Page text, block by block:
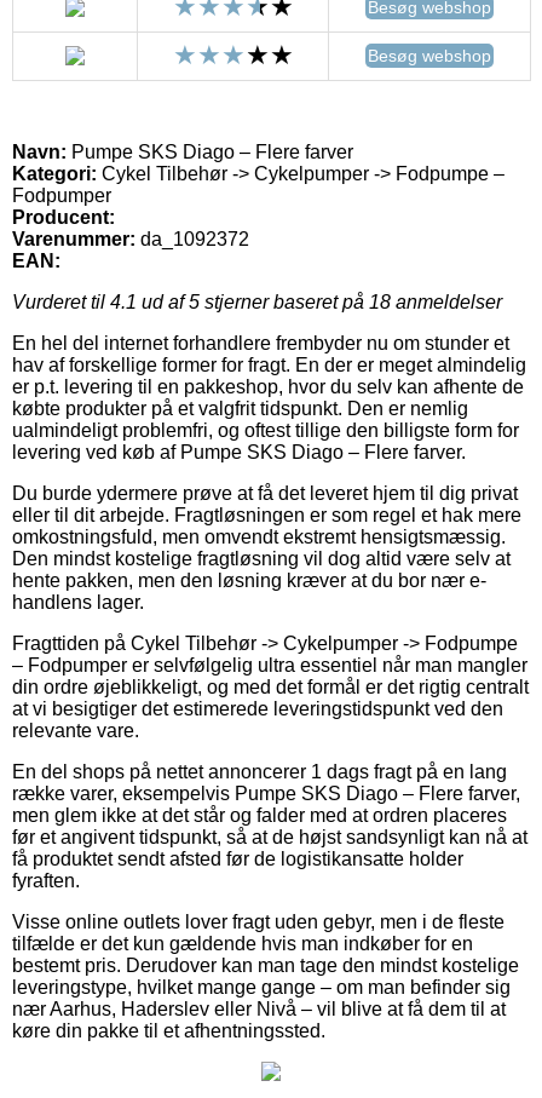
Besøg webshop
Besøg webshop
Navn: Pumpe SKS Diago – Flere farver
Kategori: Cykel Tilbehør -> Cykelpumper -> Fodpumpe –
Fodpumper
Producent:
Varenummer: da_1092372
EAN:
Vurderet til 4.1 ud af 5 stjerner baseret på 18 anmeldelser
En hel del internet forhandlere frembyder nu om stunder et
hav af forskellige former for fragt. En der er meget almindelig
er p.t. levering til en pakkeshop, hvor du selv kan afhente de
købte produkter på et valgfrit tidspunkt. Den er nemlig
ualmindeligt problemfri, og oftest tillige den billigste form for
levering ved køb af Pumpe SKS Diago – Flere farver.
Du burde ydermere prøve at få det leveret hjem til dig privat
eller til dit arbejde. Fragtløsningen er som regel et hak mere
omkostningsfuld, men omvendt ekstremt hensigtsmæssig.
Den mindst kostelige fragtløsning vil dog altid være selv at
hente pakken, men den løsning kræver at du bor nær e-
handlens lager.
Fragttiden på Cykel Tilbehør -> Cykelpumper -> Fodpumpe
– Fodpumper er selvfølgelig ultra essentiel når man mangler
din ordre øjeblikkeligt, og med det formål er det rigtig centralt
at vi besigtiger det estimerede leveringstidspunkt ved den
relevante vare.
En del shops på nettet annoncerer 1 dags fragt på en lang
række varer, eksempelvis Pumpe SKS Diago – Flere farver,
men glem ikke at det står og falder med at ordren placeres
før et angivent tidspunkt, så at de højst sandsynligt kan nå at
få produktet sendt afsted før de logistikansatte holder
fyraften.
Visse online outlets lover fragt uden gebyr, men i de fleste
tilfælde er det kun gældende hvis man indkøber for en
bestemt pris. Derudover kan man tage den mindst kostelige
leveringstype, hvilket mange gange – om man befinder sig
nær Aarhus, Haderslev eller Nivå – vil blive at få dem til at
køre din pakke til et afhentningssted.